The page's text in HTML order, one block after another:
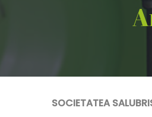
SOCIETATEA